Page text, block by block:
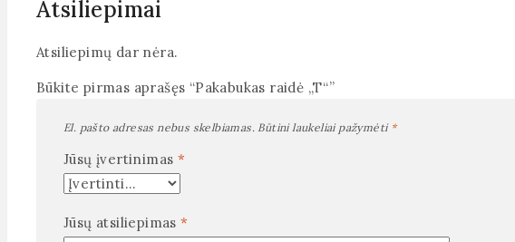
Atsiliepimai
Atsiliepimų dar nėra.
Būkite pirmas aprašęs “Pakabukas raidė „T“”
El. pašto adresas nebus skelbiamas. Būtini laukeliai pažymėti *
Jūsų įvertinimas *
Jūsų atsiliepimas*